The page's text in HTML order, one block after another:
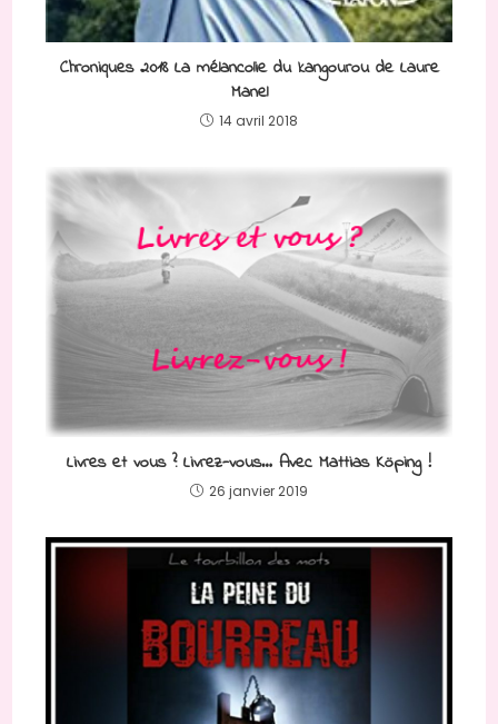
Chroniques 2018 La mélancolie du kangourou de Laure
Manel
14 avril 2018
Livres et vous ? Livrez-vous… Avec Mattias Köping !
26 janvier 2019